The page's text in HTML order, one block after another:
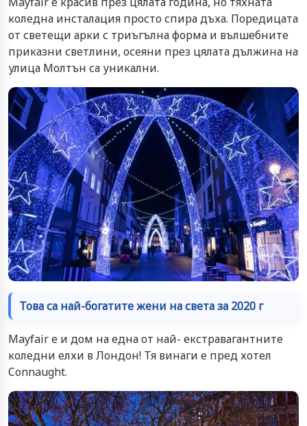
коледна инсталация просто спира дъха. Поредицата
от светещи арки с триъгълна форма и вълшебните
приказни светлини, осеяни през цялата дължина на
улица Молтън са уникални.
Това са най-богатите жени на света за 2020 г
Mayfair е и дом на една от най- екстравагантните
коледни елхи в Лондон! Тя винаги е пред хотел
Connaught.